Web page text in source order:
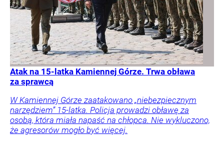
Atak na 15-latka Kamiennej Górze. Trwa obława
za sprawcą
W Kamiennej Górze zaatakowano „niebezpiecznym
narzędziem” 15-latka. Policja prowadzi obławę za
osobą, która miała napaść na chłopca. Nie wykluczono,
że agresorów mogło być więcej.